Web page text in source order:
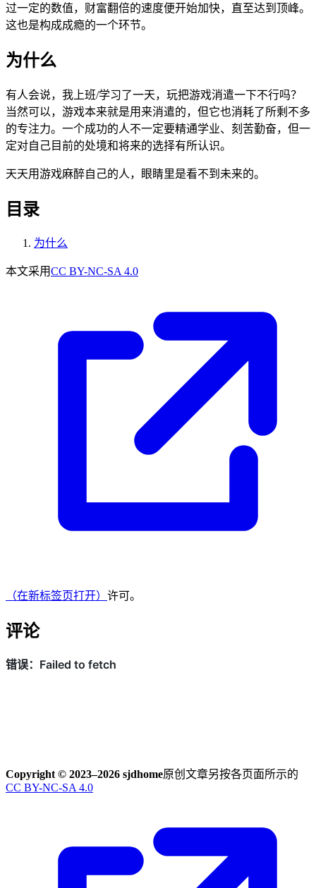
过一定的数值，财富翻倍的速度便开始加快，直至达到顶峰。
这也是构成成瘾的一个环节。
为什么
有人会说，我上班/学习了一天，玩把游戏消遣一下不行吗？
当然可以，游戏本来就是用来消遣的，但它也消耗了所剩不多
的专注力。一个成功的人不一定要精通学业、刻苦勤奋，但一
定对自己目前的处境和将来的选择有所认识。
天天用游戏麻醉自己的人，眼睛里是看不到未来的。
目录
为什么
本文采用CC BY-NC-SA 4.0
（在新标签页打开） 许可。
评论
Copyright © 2023–2026 sjdhome原创文章另按各页面所示的
CC BY-NC-SA 4.0